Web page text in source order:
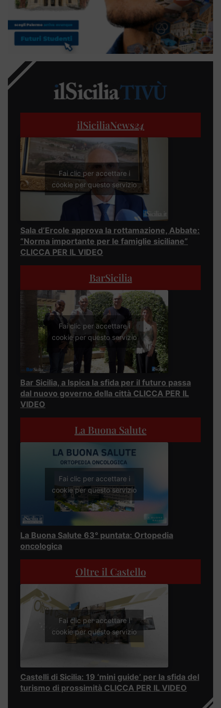
ilSiciliaNews24
Fai clic per accettare i
cookie per questo servizio
Sala d’Ercole approva la rottamazione, Abbate:
“Norma importante per le famiglie siciliane”
CLICCA PER IL VIDEO
BarSicilia
Fai clic per accettare i
cookie per questo servizio
Bar Sicilia, a Ispica la sfida per il futuro passa
dal nuovo governo della città CLICCA PER IL
VIDEO
La Buona Salute
Fai clic per accettare i
cookie per questo servizio
La Buona Salute 63° puntata: Ortopedia
oncologica
Oltre il Castello
Fai clic per accettare i
cookie per questo servizio
Castelli di Sicilia: 19 ‘mini guide’ per la sfida del
turismo di prossimità CLICCA PER IL VIDEO